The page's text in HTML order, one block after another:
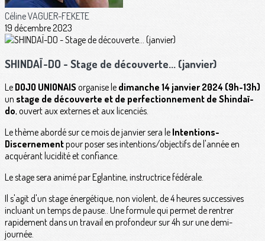
Céline VAGUER-FEKETE
19 décembre 2023
SHINDAÏ-DO - Stage de découverte... (janvier)
Le DOJO UNIONAIS organise le dimanche 14 janvier 2024 (9h-13h)
un stage de découverte et de perfectionnement de Shindaï-
do, ouvert aux externes et aux licenciés.
Le thème abordé sur ce mois de janvier sera le Intentions-
Discernementpour poser ses intentions/objectifs de l'année en
acquérant lucidité et confiance.
Le stage sera animé par Eglantine, instructrice fédérale.
Il s'agit d'un stage énergétique, non violent, de 4 heures successives
incluant un temps de pause.. Une formule qui permet de rentrer
rapidement dans un travail en profondeur sur 4h sur une demi-
journée.